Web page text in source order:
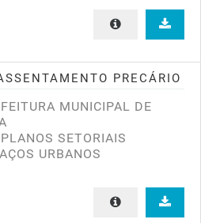
PRECÁRIO
MUNICIPAL DE
PLANOS SETORIAIS
URBANOS